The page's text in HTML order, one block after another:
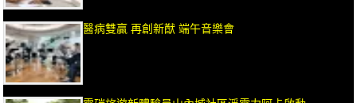
醫病雙贏 再創新猷 端午音樂會